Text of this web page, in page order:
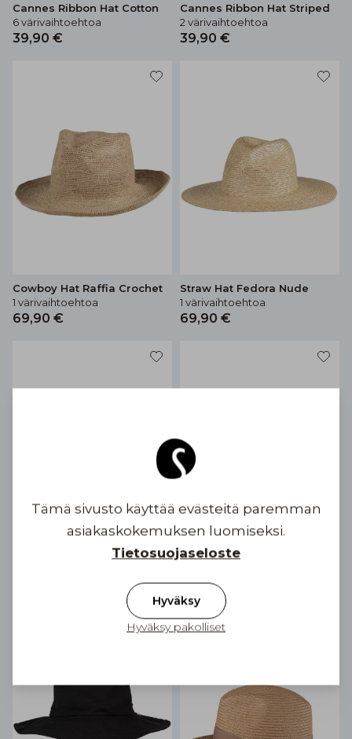
Cannes Ribbon Hat Cotton
6 värivaihtoehtoa
39,90 €
Cannes Ribbon Hat Striped
2 värivaihtoehtoa
39,90 €
Cowboy Hat Raffia Crochet
1 värivaihtoehtoa
69,90 €
Straw Hat Fedora Nude
1 värivaihtoehtoa
69,90 €
1 värivaihtoehtoa
39,90 €
Tämä sivusto käyttää evästeitä paremman
asiakaskokemuksen luomiseksi.
Tietosuojaseloste
Hyväksy
Hyväksy pakolliset